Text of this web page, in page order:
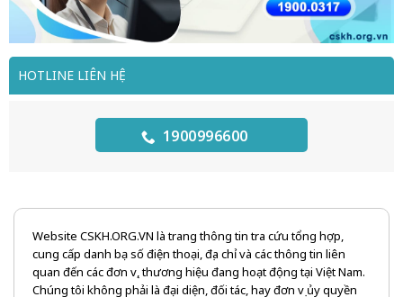
HOTLINE LIÊN HỆ
1900996600
Website CSKH.ORG.VN là trang thông tin tra cứu tổng hợp,
cung cấp danh bạ số điện thoại, địa chỉ và các thông tin liên
quan đến các đơn vị, thương hiệu đang hoạt động tại Việt Nam.
Chúng tôi không phải là đại diện, đối tác, hay đơn vị ủy quyền